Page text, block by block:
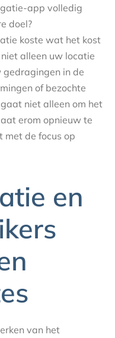
app volledig
doel?
koste wat het kost
alleen uw locatie
gedragingen in de
of bezochte
niet alleen om het
erom opnieuw te
met de focus op
en
van het